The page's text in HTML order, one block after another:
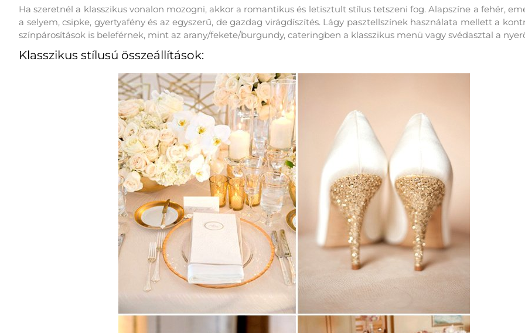
Ha szeretnél a klasszikus vonalon mozogni, akkor a romantikus és letisztult stílus tetszeni fog. Alapszíne a fehér,
a selyem, csipke, gyertyafény és az egyszerű, de gazdag virágdíszítés. Lágy pasztellszínek használata mellett a
színpárosítások is beleférnek, mint az arany/fekete/burgundy, cateringben a klasszikus menü vagy svédasztal a
Klasszikus stílusú összeállítások: